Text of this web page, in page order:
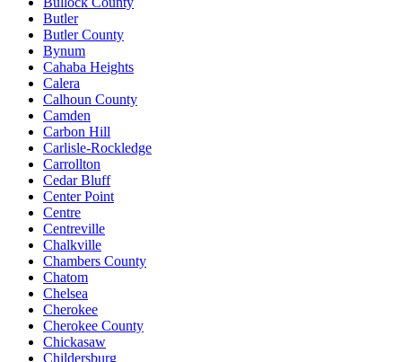
Butler
Butler County
Bynum
Cahaba Heights
Calera
Calhoun County
Camden
Carbon Hill
Carlisle-Rockledge
Carrollton
Cedar Bluff
Center Point
Centre
Centreville
Chalkville
Chambers County
Chatom
Chelsea
Cherokee
Cherokee County
Chickasaw
Childersburg